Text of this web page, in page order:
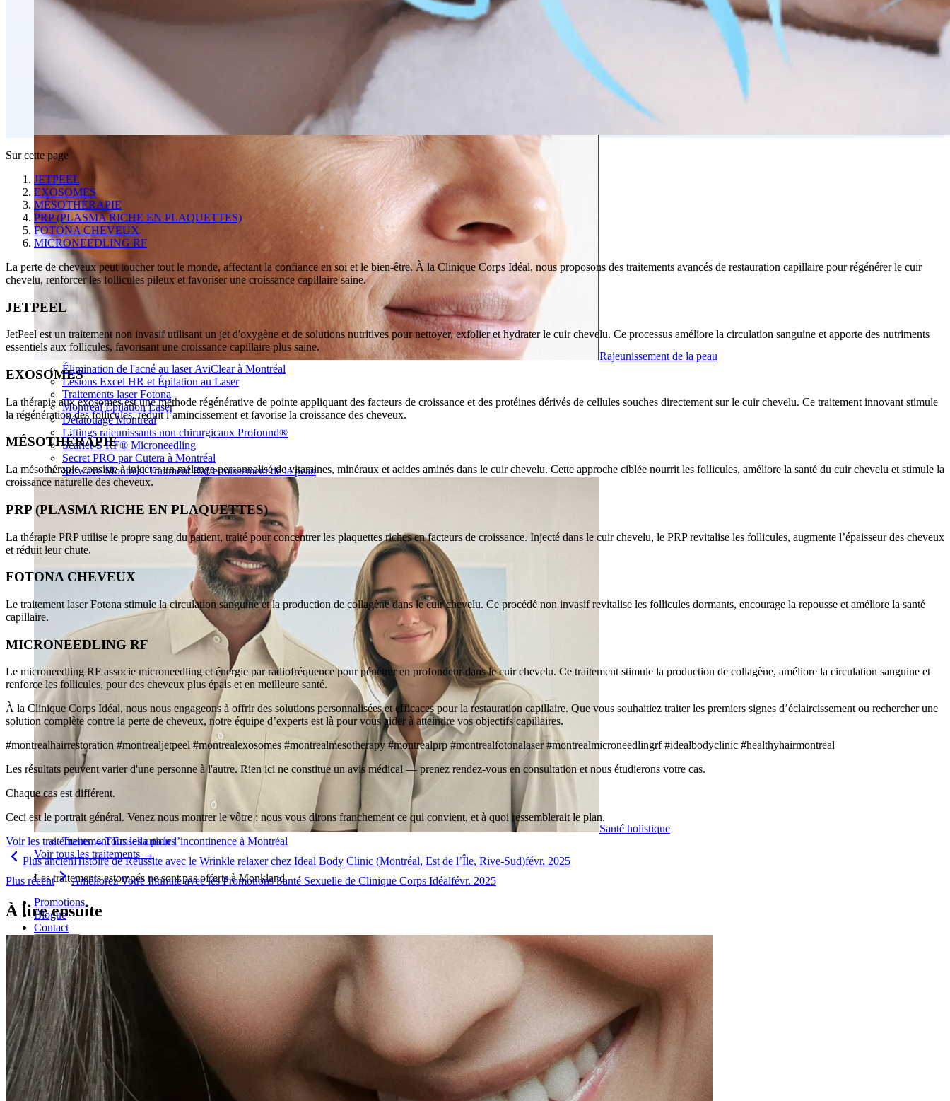
Traitement injectable du double menton
Emsculpt NEO® Perte de gras par contournage du corps
Slimwave Montreal Contournage
Contournement avec Venus Bliss MAX™ à Montréal | Clinique Ideal Body
Rajeunissement de la peau
Élimination de l'acné au laser AviClear à Montréal
Lésions Excel HR et Épilation au Laser
Traitements laser Fotona
Montreal Epilation Laser
Détatouage Montréal
Liftings rajeunissants non chirurgicaux Profound®
Scarlet-S RF® Microneedling
Secret PRO par Cutera à Montréal
Sofwave Montreal Traitment Raffermissement de la peau
Santé holistique
Traitement Emsella pour l’incontinence à Montréal
Voir tous les traitements →
Les traitements estompés ne sont pas offerts à Monkland
Promotions
Blogue
Contact
Plus
À propos
Adhésions
Cartes-cadeaux
Mentions légales
Monkland
en
fr
Prendre rendez-vous →
Sur cette page
JETPEEL
EXOSOMES
MÉSOTHÉRAPIE
PRP (PLASMA RICHE EN PLAQUETTES)
FOTONA CHEVEUX
MICRONEEDLING RF
La perte de cheveux peut toucher tout le monde, affectant la confiance en soi et le bien-être. À la Clinique Corps Idéal, nous proposons des traitements avancés de restauration capillaire pour régénérer le cuir
chevelu, renforcer les follicules pileux et favoriser une croissance capillaire saine.
JETPEEL
JetPeel est un traitement non invasif utilisant un jet d'oxygène et de solutions nutritives pour nettoyer, exfolier et hydrater le cuir chevelu. Ce processus améliore la circulation sanguine et apporte des nutriments
essentiels aux follicules, favorisant une croissance capillaire plus saine.
EXOSOMES
La thérapie aux exosomes est une méthode régénérative de pointe appliquant des facteurs de croissance et des protéines dérivés de cellules souches directement sur le cuir chevelu. Ce traitement innovant stimule
la régénération des follicules, réduit l’amincissement et favorise la croissance des cheveux.
MÉSOTHÉRAPIE
La mésothérapie consiste à injecter un mélange personnalisé de vitamines, minéraux et acides aminés dans le cuir chevelu. Cette approche ciblée nourrit les follicules, améliore la santé du cuir chevelu et stimule la
croissance naturelle des cheveux.
PRP (PLASMA RICHE EN PLAQUETTES)
La thérapie PRP utilise le propre sang du patient, traité pour concentrer les plaquettes riches en facteurs de croissance. Injecté dans le cuir chevelu, le PRP revitalise les follicules, augmente l’épaisseur des cheveux
et réduit leur chute.
FOTONA CHEVEUX
Le traitement laser Fotona stimule la circulation sanguine et la production de collagène dans le cuir chevelu. Ce procédé non invasif revitalise les follicules dormants, encourage la repousse et améliore la santé
capillaire.
MICRONEEDLING RF
Le microneedling RF associe microneedling et énergie par radiofréquence pour pénétrer en profondeur dans le cuir chevelu. Ce traitement stimule la production de collagène, améliore la circulation sanguine et
renforce les follicules, pour des cheveux plus épais et en meilleure santé.
À la Clinique Corps Idéal, nous nous engageons à offrir des solutions personnalisées et efficaces pour la restauration capillaire. Que vous souhaitiez traiter les premiers signes d’éclaircissement ou rechercher une
solution complète contre la perte de cheveux, notre équipe d’experts est là pour vous aider à atteindre vos objectifs capillaires.
#montrealhairrestoration #montrealjetpeel #montrealexosomes #montrealmesotherapy #montrealprp #montrealfotonalaser #montrealmicroneedlingrf #idealbodyclinic #healthyhairmontreal
Les résultats peuvent varier d'une personne à l'autre. Rien ici ne constitue un avis médical — prenez rendez-vous en consultation et nous étudierons votre cas.
Chaque cas est différent.
Ceci est le portrait général. Venez nous montrer le vôtre : nous vous dirons franchement ce qui convient, et à quoi ressemblerait le plan.
Voir les traitements→Tous les articles
Plus ancienHistoire de Réussite avec le Wrinkle relaxer chez Ideal Body Clinic (Montréal, Est de l’Île, Rive-Sud)févr. 2025
Plus récent
Améliorez Votre Intimité avec les Promotions Santé Sexuelle de Clinique Corps Idéalfévr. 2025
À lire ensuite